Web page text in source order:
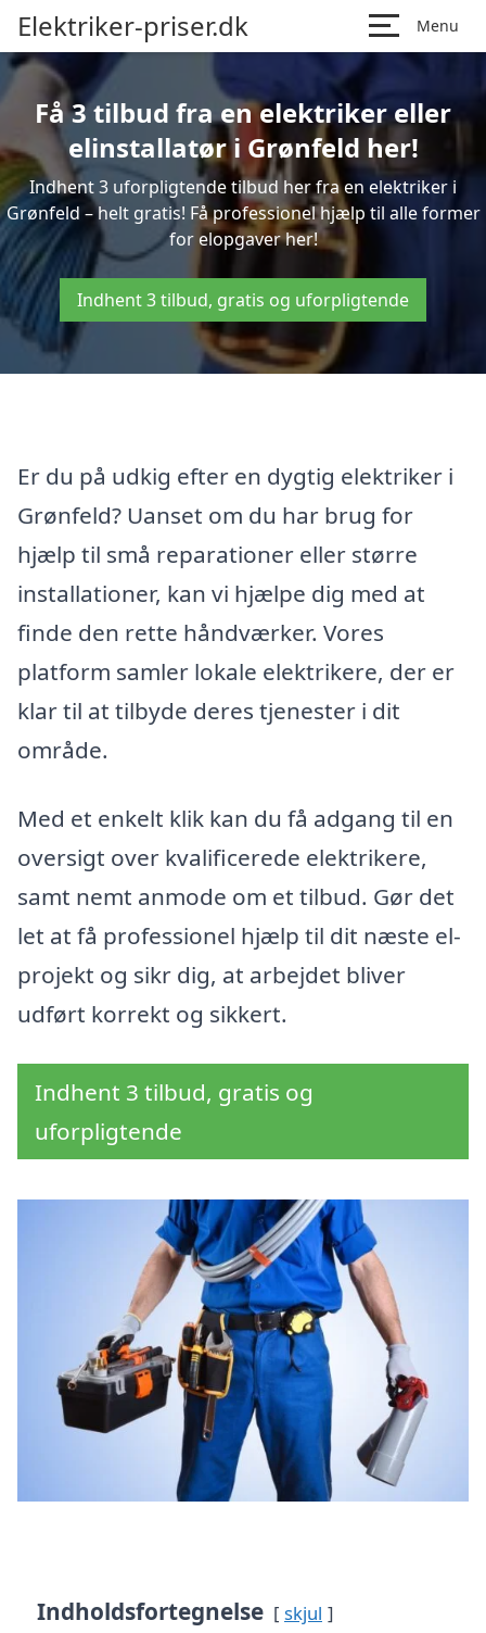
Elektriker-priser.dk Menu
Få 3 tilbud fra en elektriker eller
elinstallatør i Grønfeld her!
Indhent 3 uforpligtende tilbud her fra en elektriker i
Grønfeld – helt gratis! Få professionel hjælp til alle former
for elopgaver her!
Indhent 3 tilbud, gratis og uforpligtende
Er du på udkig efter en dygtig elektriker i
Grønfeld? Uanset om du har brug for
hjælp til små reparationer eller større
installationer, kan vi hjælpe dig med at
finde den rette håndværker. Vores
platform samler lokale elektrikere, der er
klar til at tilbyde deres tjenester i dit
område.
Med et enkelt klik kan du få adgang til en
oversigt over kvalificerede elektrikere,
samt nemt anmode om et tilbud. Gør det
let at få professionel hjælp til dit næste el-
projekt og sikr dig, at arbejdet bliver
udført korrekt og sikkert.
Indhent 3 tilbud, gratis og
uforpligtende
Indholdsfortegnelse skjul